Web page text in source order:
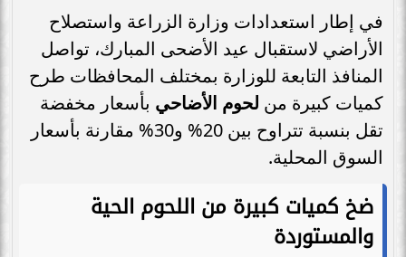
في إطار استعدادات وزارة الزراعة واستصلاح
الأراضي لاستقبال عيد الأضحى المبارك، تواصل
المنافذ التابعة للوزارة بمختلف المحافظات طرح
كميات كبيرة من لحوم الأضاحي بأسعار مخفضة
تقل بنسبة تتراوح بين 20% و30% مقارنة بأسعار
السوق المحلية.
ضخ كميات كبيرة من اللحوم الحية
والمستوردة